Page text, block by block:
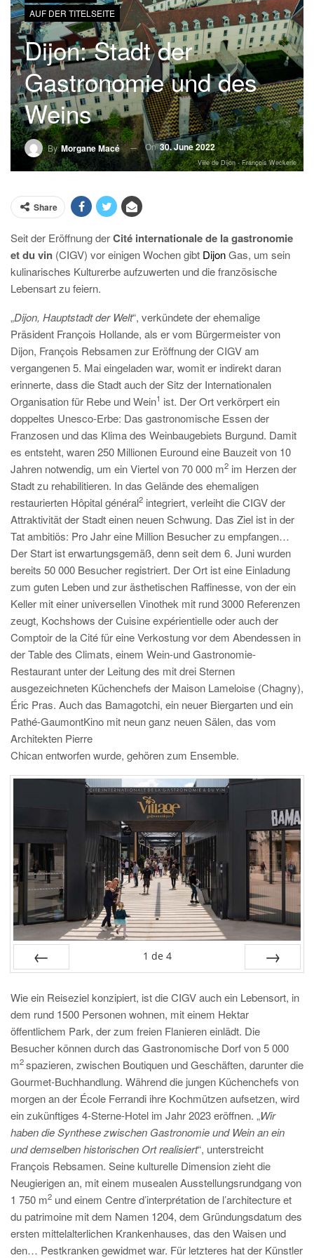
AUF DER TITELSEITE
Dijon: Stadt der
Gastronomie und des
Weins
ByMorgane Macé On30. June 2022
Ville de Dijon - François Weckerle
Share
Seit der Eröffnung derCité internationale de la gastronomie
et du vin (CIGV) vor einigen Wochen gibt DijonGas, um sein
kulinarisches Kulturerbe aufzuwerten und die französische
Lebensart zu feiern.
„Dijon, Hauptstadt der Welt“, verkündete der ehemalige
Präsident François Hollande, als er vom Bürgermeister von
Dijon, François Rebsamen zur Eröffnung der CIGV am
vergangenen 5. Mai eingeladen war, womit er indirekt daran
erinnerte, dass die Stadt auch der Sitz der Internationalen
Organisation für Rebe und Wein1 ist. Der Ort verkörpert ein
doppeltes Unesco-Erbe: Das gastronomische Essen der
Franzosen und das Klima des Weinbaugebiets Burgund. Damit
es entsteht, waren 250 Millionen Euround eine Bauzeit von 10
Jahren notwendig, um ein Viertel von 70 000 m2 im Herzen der
Stadt zu rehabilitieren. In das Gelände des ehemaligen
restaurierten Hôpital général2 integriert, verleiht die CIGV der
Attraktivität der Stadt einen neuen Schwung. Das Ziel ist in der
Tat ambitiös: Pro Jahr eine Million Besucher zu empfangen…
Der Start ist erwartungsgemäß, denn seit dem 6. Juni wurden
bereits 50 000 Besucher registriert. Der Ort ist eine Einladung
zum guten Leben und zur ästhetischen Raffinesse, von der ein
Keller mit einer universellen Vinothek mit rund 3000 Referenzen
zeugt, Kochshows der Cuisine expérientielle oder auch der
Comptoir de la Cité für eine Verkostung vor dem Abendessen in
der Table des Climats, einem Wein-und Gastronomie-
Restaurant unter der Leitung des mit drei Sternen
ausgezeichneten Küchenchefs der Maison Lameloise (Chagny),
Éric Pras. Auch das Bamagotchi, ein neuer Biergarten und ein
Pathé-GaumontKino mit neun ganz neuen Sälen, das vom
Architekten Pierre
Chican entworfen wurde, gehören zum Ensemble.
1 de 4
Wie ein Reiseziel konzipiert, ist die CIGV auch ein Lebensort, in
dem rund 1500 Personen wohnen, mit einem Hektar
öffentlichem Park, der zum freien Flanieren einlädt. Die
Besucher können durch das Gastronomische Dorf von 5 000
m2spazieren, zwischen Boutiquen und Geschäften, darunter die
Gourmet-Buchhandlung. Während die jungen Küchenchefs von
morgen an der École Ferrandi ihre Kochmützen aufsetzen, wird
ein zukünftiges 4-Sterne-Hotel im Jahr 2023 eröffnen. „Wir
haben die Synthese zwischen Gastronomie und Wein an ein
und demselben historischen Ort realisiert“, unterstreicht
François Rebsamen. Seine kulturelle Dimension zieht die
Neugierigen an, mit einem musealen Ausstellungsrundgang von
1 750 m2 und einem Centre d’interprétation de l’architecture et
du patrimoine mit dem Namen 1204, dem Gründungsdatum des
ersten mittelalterlichen Krankenhauses, das den Waisen und
den… Pestkranken gewidmet war. Für letzteres hat der Künstler